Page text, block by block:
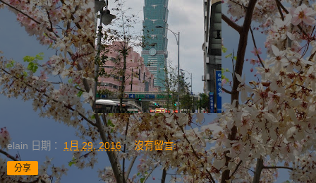
elain 日期： 1月 29, 2016 沒有留言:
分享